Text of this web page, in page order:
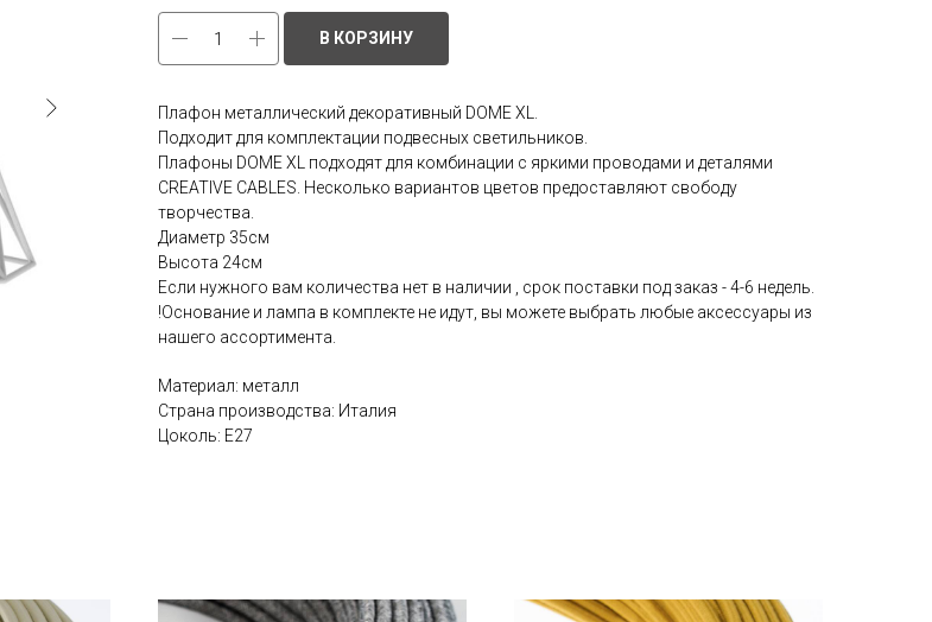
В КОРЗИНУ
Плафон металлический декоративный DOME XL.
Подходит для комплектации подвесных светильников.
Плафоны DOME XL подходят для комбинации с яркими проводами и деталями
CREATIVE CABLES. Несколько вариантов цветов предоставляют свободу
творчества.
Диаметр 35см
Высота 24см
Если нужного вам количества нет в наличии , срок поставки под заказ - 4-6 недель.
!Основание и лампа в комплекте не идут, вы можете выбрать любые аксессуары из
нашего ассортимента.
Материал: металл
Страна производства: Италия
Цоколь: Е27